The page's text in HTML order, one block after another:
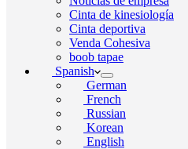
Cinta de kinesiología
Cinta deportiva
Venda Cohesiva
boob tapae
Spanish
German
French
Russian
Korean
English